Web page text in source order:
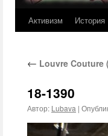
Активизм История
← Louvre Couture
18-1390
Автор: Lubava |